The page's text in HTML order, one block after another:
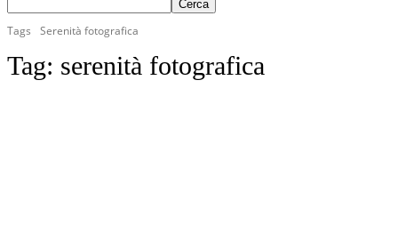
Tags Serenità fotografica
Tag: serenità fotografica